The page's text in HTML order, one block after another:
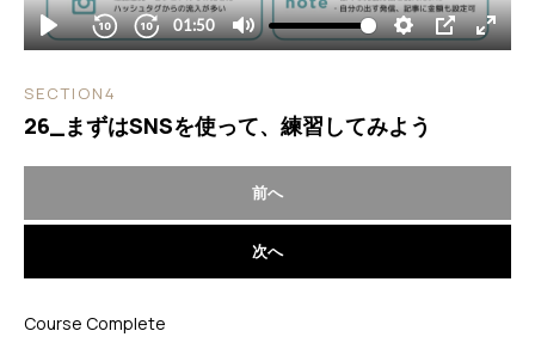
SECTION4
26_まずはSNSを使って、練習してみよう
前へ
次へ
Course Complete